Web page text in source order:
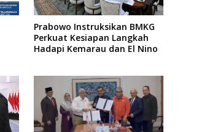
Prabowo Instruksikan BMKG
Perkuat Kesiapan Langkah
Hadapi Kemarau dan El Nino